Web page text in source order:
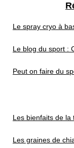
Le spray cryo à
Le blog du sport :
Peut on faire du
Les bienfaits de la
Les graines de